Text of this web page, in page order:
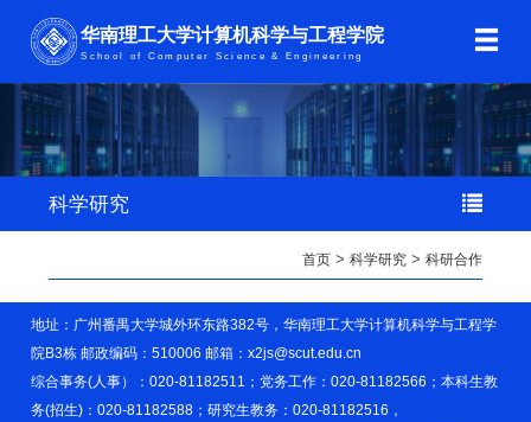
华南理工大学计算机科学与工程学院
School of Computer Science & Engineering
科学研究
首页> 科学研究> 科研合作
地址：广州番禺大学城外环东路382号，华南理工大学计算机科学与工程学
院B3栋 邮政编码：510006 邮箱：x2js@scut.edu.cn
综合事务(人事）：020-81182511；党务工作：020-81182566；本科生教
务(招生)：020-81182588；研究生教务：020-81182516，